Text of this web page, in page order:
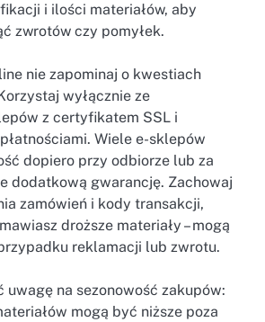
i ilości materiałów, aby
zwrotów czy pomyłek.
nie zapominaj o kwestiach
wyłącznie ze
z certyfikatem SSL i
Wiele e-sklepów
dopiero przy odbiorze lub za
dodatkową gwarancję. Zachowaj
zamówień i kody transakcji,
droższe materiały – mogą
reklamacji lub zwrotu.
uwagę na sezonowość zakupów:
mogą być niższe poza